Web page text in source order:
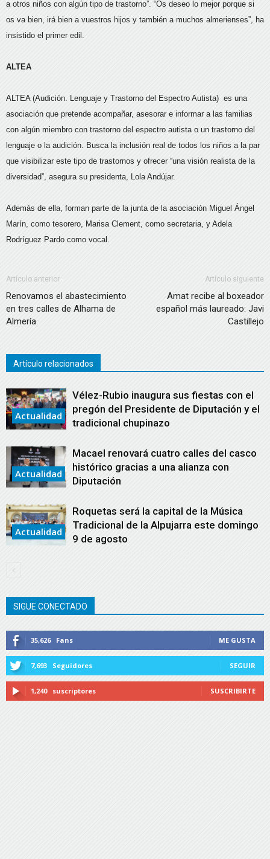
a otros niños con algún tipo de trastorno”. “Os deseo lo mejor porque si
os va bien, irá bien a vuestros hijos y también a muchos almerienses”, ha
insistido el primer edil.
ALTEA
ALTEA (Audición. Lenguaje y Trastorno del Espectro Autista) es una
asociación que pretende acompañar, asesorar e informar a las familias
con algún miembro con trastorno del espectro autista o un trastorno del
lenguaje o la audición. Busca la inclusión real de todos los niños a la par
que visibilizar este tipo de trastornos y ofrecer “una visión realista de la
diversidad”, asegura su presidenta, Lola Andújar.
Además de ella, forman parte de la junta de la asociación Miguel Ángel
Marín, como tesorero, Marisa Clement, como secretaria, y Adela
Rodríguez Pardo como vocal.
Artículo anterior
Renovamos el abastecimiento
en tres calles de Alhama de
Almería
Artículo siguiente
Amat recibe al boxeador
español más laureado: Javi
Castillejo
Artículo relacionados
Actualidad
Vélez-Rubio inaugura sus fiestas con el
pregón del Presidente de Diputación y el
tradicional chupinazo
Actualidad
Macael renovará cuatro calles del casco
histórico gracias a una alianza con
Diputación
Actualidad
Roquetas será la capital de la Música
Tradicional de la Alpujarra este domingo
9 de agosto
SIGUE CONECTADO
35,626 Fans ME GUSTA
7,693 Seguidores SEGUIR
1,240 suscriptores SUSCRIBIRTE